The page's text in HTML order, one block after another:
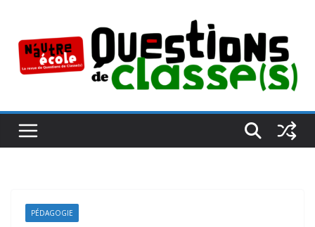
contenu
PÉDAGOGIE